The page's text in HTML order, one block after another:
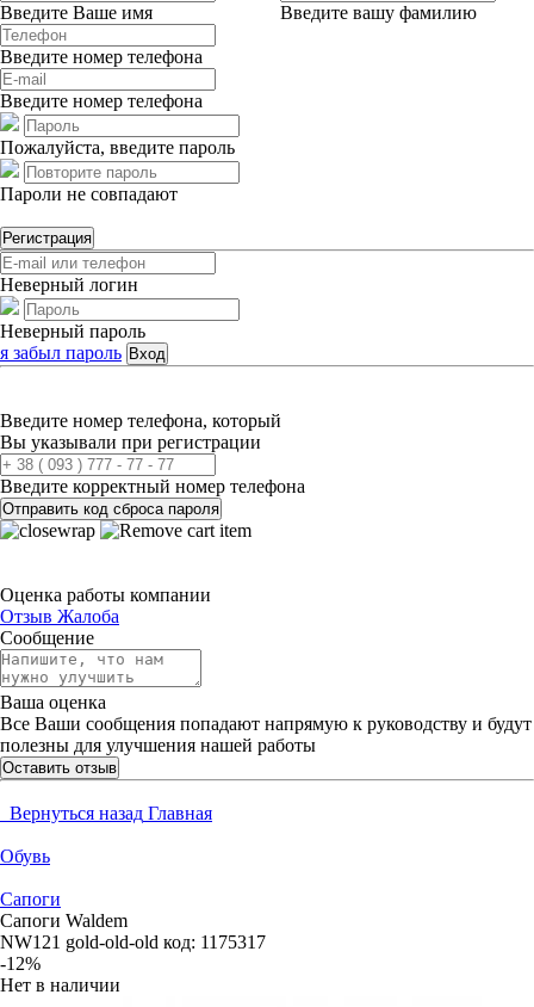
Введите Ваше имя Введите вашу фамилию
Введите номер телефона
Введите номер телефона
Пожалуйста, введите пароль
Пароли не совпадают
Регистрация
Неверный логин
Неверный пароль
я забыл пароль Вход
Введите номер телефона, который
Вы указывали при регистрации
Введите корректный номер телефона
Отправить код сброса пароля
Оценка работы компании
Отзыв Жалоба
Сообщение
Ваша оценка
Все Ваши сообщения попадают напрямую к руководству и будут
полезны для улучшения нашей работы
Оставить отзыв
Вернуться назад Главная
Обувь
Сапоги
Сапоги Waldem
NW121 gold-old-old код: 1175317
-12%
Нет в наличии